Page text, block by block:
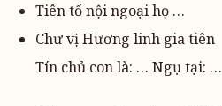
Tiên tổ nội ngoại họ …
Chư vị Hương linh gia tiên
Tín chủ con là: … Ngụ tại: …